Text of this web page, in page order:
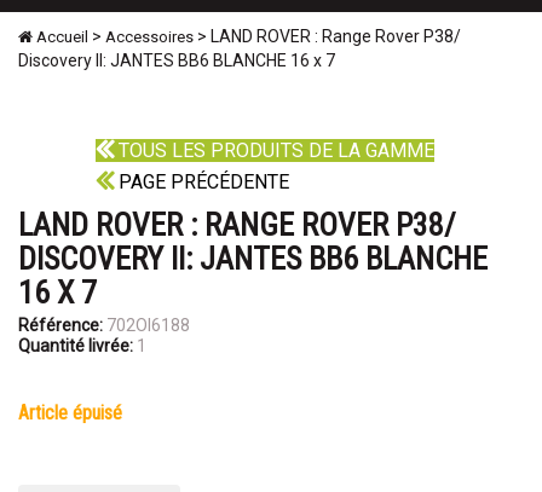
Accueil > Accessoires > LAND ROVER : Range Rover P38/
Discovery II: JANTES BB6 BLANCHE 16 x 7
TOUS LES PRODUITS DE LA GAMME
PAGE PRÉCÉDENTE
LAND ROVER : RANGE ROVER P38/
DISCOVERY II: JANTES BB6 BLANCHE
16 X 7
Référence: 702OI6188
Quantité livrée: 1
article épuisé